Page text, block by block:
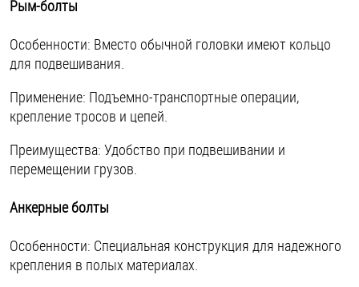
Рым-болты
Особенности: Вместо обычной головки имеют кольцо
для подвешивания.
Применение: Подъемно-транспортные операции,
крепление тросов и цепей.
Преимущества: Удобство при подвешивании и
перемещении грузов.
Анкерные болты
Особенности: Специальная конструкция для надежного
крепления в полых материалах.